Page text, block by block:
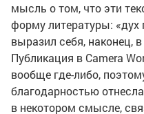
мысль о том, что эти
форму литературы:
выразил себя, наконец,
Публикация в Camera
вообще где-либо,
благодарностью
в некотором смысле,